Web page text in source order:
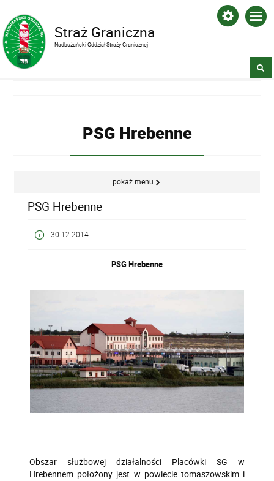
Straż Graniczna
Nadbużański Oddział Straży Granicznej
PSG Hrebenne
pokaż menu
PSG Hrebenne
30.12.2014
PSG Hrebenne
Obszar służbowej działalności Placówki SG w
Hrebennem położony jest w powiecie tomaszowskim i